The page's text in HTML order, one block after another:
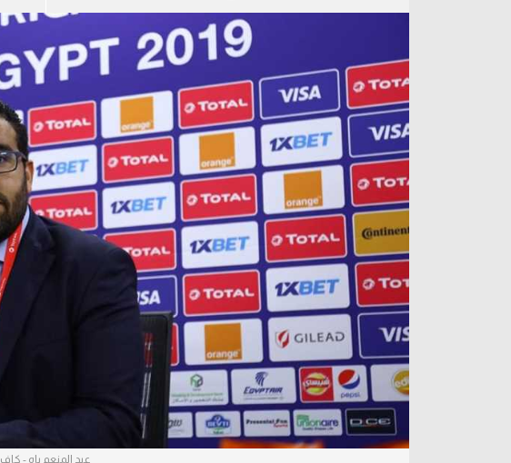
الدوري السعودي للمحترفين
دوري أبطال أوروبا
دوري أبطال إفريقيا
كل البطولات
عبد المنعم باه - كاف